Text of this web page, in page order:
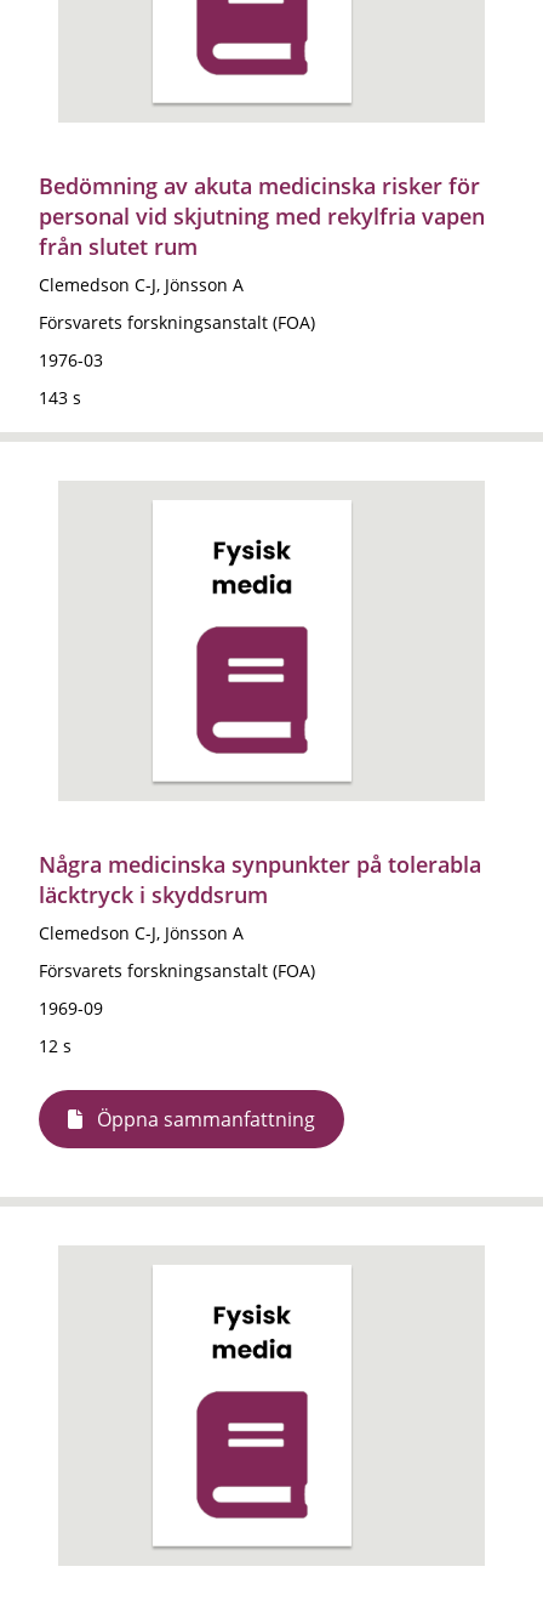
Bedömning av akuta medicinska risker för
personal vid skjutning med rekylfria vapen
från slutet rum
Clemedson C-J, Jönsson A
Försvarets forskningsanstalt (FOA)
1976-03
143 s
Några medicinska synpunkter på tolerabla
läcktryck i skyddsrum
Clemedson C-J, Jönsson A
Försvarets forskningsanstalt (FOA)
1969-09
12 s
Öppna sammanfattning